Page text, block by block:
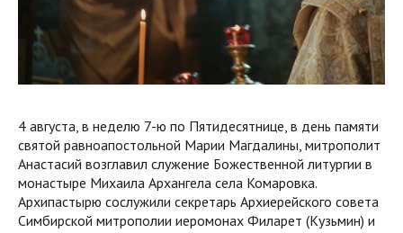
4 августа, в неделю 7-ю по Пятидесятнице, в день памяти
святой равноапостольной Марии Магдалины, митрополит
Анастасий возглавил служение Божественной литургии в
монастыре Михаила Архангела села Комаровка.
Архипастырю сослужили секретарь Архиерейского совета
Симбирской митрополии иеромонах Филарет (Кузьмин) и